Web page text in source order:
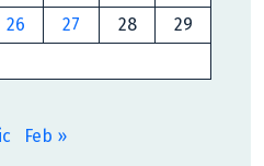
26 27 28
29
Feb »